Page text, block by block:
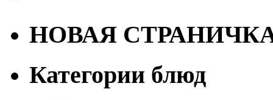
НОВАЯ
Категории блюд